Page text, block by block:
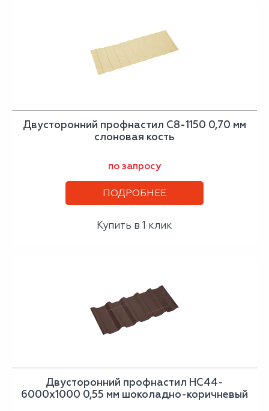
Двусторонний профнастил С8-1150 0,70 мм
слоновая кость
по запросу
ПОДРОБНЕЕ
Купить в 1 клик
Двусторонний профнастил НС44-
6000х1000 0,55 мм шоколадно-коричневый